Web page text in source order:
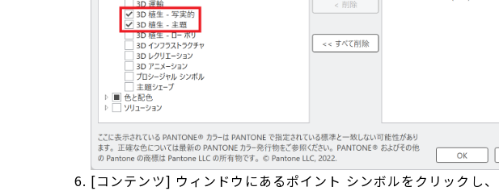
[コンテンツ] ウィンドウにあるポイント シンボルをクリックし